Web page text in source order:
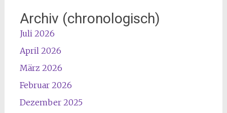
Archiv (chronologisch)
Juli 2026
April 2026
März 2026
Februar 2026
Dezember 2025